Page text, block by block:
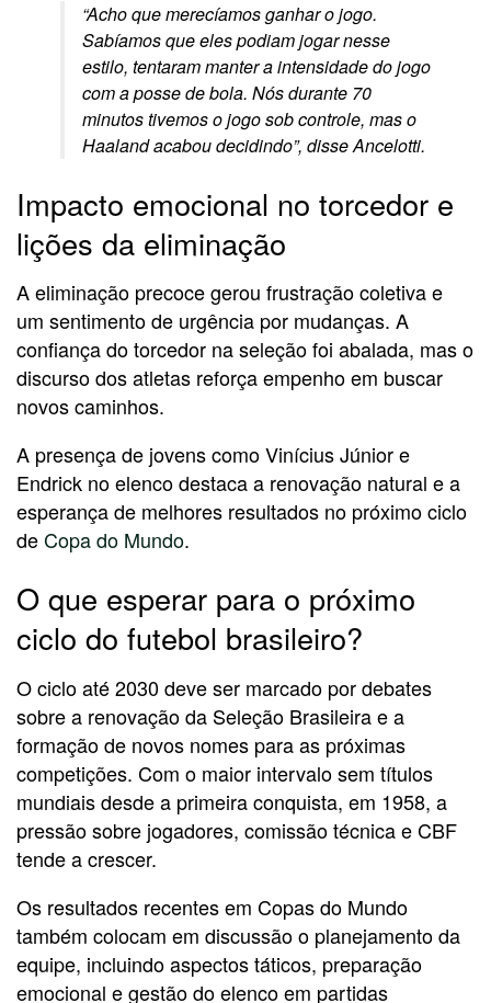
“Acho que merecíamos ganhar o jogo.
Sabíamos que eles podiam jogar nesse
estilo, tentaram manter a intensidade do jogo
com a posse de bola. Nós durante 70
minutos tivemos o jogo sob controle, mas o
Haaland acabou decidindo”, disse Ancelotti.
Impacto emocional no torcedor e
lições da eliminação
A eliminação precoce gerou frustração coletiva e
um sentimento de urgência por mudanças. A
confiança do torcedor na seleção foi abalada, mas o
discurso dos atletas reforça empenho em buscar
novos caminhos.
A presença de jovens como Vinícius Júnior e
Endrick no elenco destaca a renovação natural e a
esperança de melhores resultados no próximo ciclo
deCopa do Mundo.
O que esperar para o próximo
ciclo do futebol brasileiro?
O ciclo até 2030 deve ser marcado por debates
sobre a renovação da Seleção Brasileira e a
formação de novos nomes para as próximas
competições. Com o maior intervalo sem títulos
mundiais desde a primeira conquista, em 1958, a
pressão sobre jogadores, comissão técnica e CBF
tende a crescer.
Os resultados recentes em Copas do Mundo
também colocam em discussão o planejamento da
equipe, incluindo aspectos táticos, preparação
emocional e gestão do elenco em partidas